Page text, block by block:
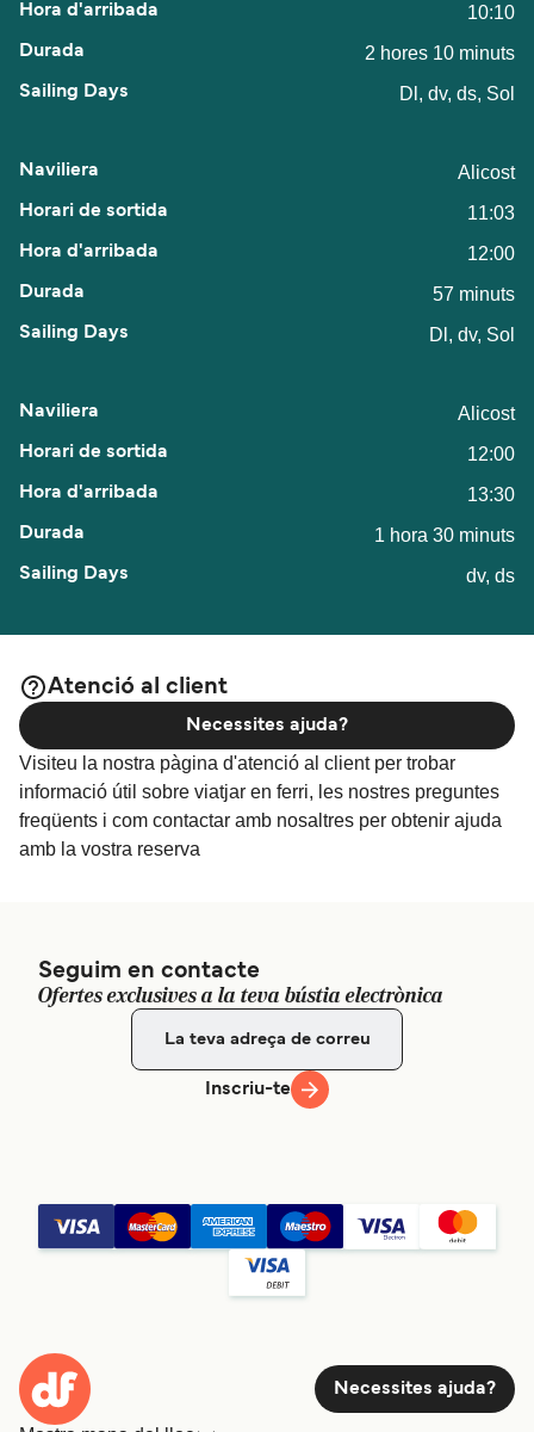
10:10
2 hores 10 minuts
Dl, dv, ds, Sol
Alicost
11:03
12:00
57 minuts
Dl, dv, Sol
Alicost
12:00
13:30
1 hora 30 minuts
dv, ds
Atenció al client
Visiteu la nostra pàgina d'atenció al client per trobar
informació útil sobre viatjar en ferri, les nostres preguntes
freqüents i com contactar amb nosaltres per obtenir ajuda
amb la vostra reserva
Necessites ajuda?
Seguim en contacte
Ofertes exclusives a la teva bústia electrònica
Inscriu-te
Necessites ajuda?